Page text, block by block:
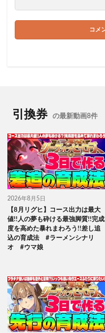
引換券 の最新動画8件
2026年8月5日
【8月リグヒ】コース出力は最大
値!!人の夢も砕ける最強脚質!!完成
度を高めた暴れまわろう!!差し追
込の育成法 #ラーメンシナリ
オ #ウマ娘